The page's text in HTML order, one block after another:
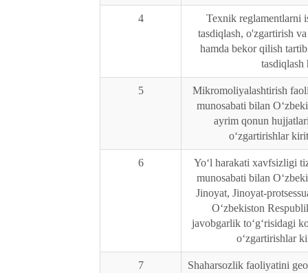
4
Texnik reglamentlarni
tasdiqlash, o'zgartirish
hamda bekor qilish
tasdiqlash
5
Mikromoliyalashtirish
munosabati bilan
ayrim qonun
o‘zgartirishlar
6
Yo‘l harakati xavfsizligi
munosabati bilan
Jinoyat, Jinoyat-
O‘zbekiston
javobgarlik to‘g‘risidagi
o‘zgartirishlar
7
Shaharsozlik faoliyatini